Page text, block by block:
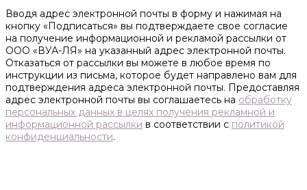
Вводя адрес электронной почты в форму и нажимая на
кнопку «Подписаться» вы подтверждаете свое согласие
на получение информационной и рекламой рассылки от
ООО «ВУА-ЛЯ» на указанный адрес электронной почты.
Отказаться от рассылки вы можете в любое время по
инструкции из письма, которое будет направлено вам для
подтверждения адреса электронной почты. Предоставляя
адрес электронной почты вы соглашаетесь на обработку
персональных данных в целях получения рекламной и
информационной рассылки в соответствии с политикой
конфиденциальности.